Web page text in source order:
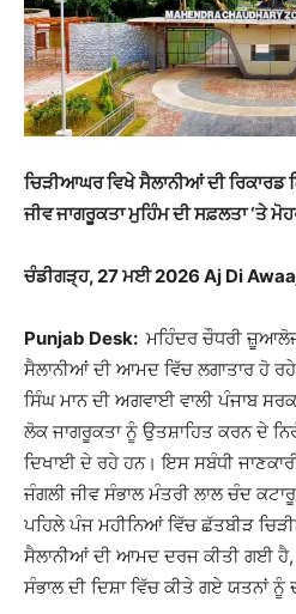
ਚਿੜੀਆਘਰ ਵਿਖੇ ਸੈਲਾਨੀਆਂ ਦੀ ਰਿਕਾਰਡ
ਜੀਵ ਜਾਗਰੂਕਤਾ ਮੁਹਿੰਮ ਦੀ ਸਫ਼ਲਤਾ ‘ਤੇ
ਚੰਡੀਗੜ੍ਹ, 27 ਮਈ 2026 Aj Di
Punjab Desk: ਮਹਿੰਦਰ ਚੌਧਰੀ
ਸੈਲਾਨੀਆਂ ਦੀ ਆਮਦ ਵਿੱਚ ਲਗਾਤਾਰ ਹੋ
ਸਿੰਘ ਮਾਨ ਦੀ ਅਗਵਾਈ ਵਾਲੀ ਪੰਜਾਬ
ਲੋਕ ਜਾਗਰੂਕਤਾ ਨੂੰ ਉਤਸ਼ਾਹਿਤ ਕਰਨ ਦੇ
ਦਿਖਾਈ ਦੇ ਰਹੇ ਹਨ। ਇਸ ਸਬੰਧੀ
ਜੰਗਲੀ ਜੀਵ ਸੰਭਾਲ ਮੰਤਰੀ ਲਾਲ ਚੰਦ
ਪਹਿਲੇ ਪੰਜ ਮਹੀਨਿਆਂ ਵਿੱਚ ਛੱਤਬੀੜ
ਸੈਲਾਨੀਆਂ ਦੀ ਆਮਦ ਦਰਜ ਕੀਤੀ ਗਈ ਹੈ,
ਸੰਭਾਲ ਦੀ ਦਿਸ਼ਾ ਵਿੱਚ ਕੀਤੇ ਗਏ ਯਤਨਾਂ ਨੂੰ